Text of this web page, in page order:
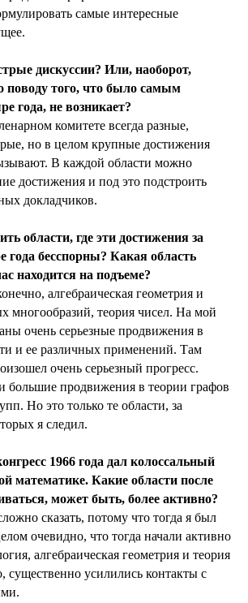
самые интересные
дискуссии? Или, наоборот,
поводу того, что было самым
года, не возникает?
комитете всегда разные,
но в целом крупные достижения
В каждой области можно
достижения и под это подстроить
докладчиков.
области, где эти достижения за
года бесспорны? Какая область
находится на подъеме?
алгебраическая геометрия и
многообразий, теория чисел. На мой
очень серьезные продвижения в
и ее различных применений. Там
очень серьезный прогресс.
большие продвижения в теории графов
Но это только те области, за
я следил.
1966 года дал колоссальный
математике. Какие области после
может быть, более активно?
сказать, потому что тогда я был
очевидно, что тогда начали активно
алгебраическая геометрия и теория
существенно усилились контакты с